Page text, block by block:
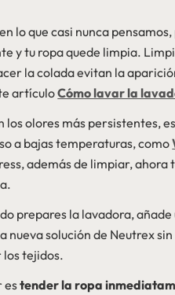
lo que casi nunca
y tu ropa quede limpia.
la colada evitan la
artículoCómo lavar la
los olores más persistentes,
a bajas temperaturas, como
además de limpiar,
prepares la lavadora,
nueva solución de Neutrex
los tejidos.
estender la ropa